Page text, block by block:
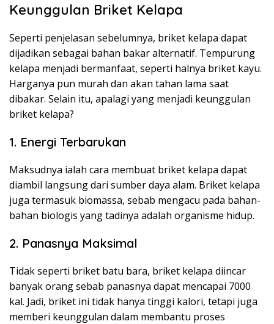
Keunggulan Briket Kelapa
Seperti penjelasan sebelumnya, briket kelapa dapat
dijadikan sebagai bahan bakar alternatif. Tempurung
kelapa menjadi bermanfaat, seperti halnya briket kayu.
Harganya pun murah dan akan tahan lama saat
dibakar. Selain itu, apalagi yang menjadi keunggulan
briket kelapa?
1. Energi Terbarukan
Maksudnya ialah cara membuat briket kelapa dapat
diambil langsung dari sumber daya alam. Briket kelapa
juga termasuk biomassa, sebab mengacu pada bahan-
bahan biologis yang tadinya adalah organisme hidup.
2. Panasnya Maksimal
Tidak seperti briket batu bara, briket kelapa diincar
banyak orang sebab panasnya dapat mencapai 7000
kal. Jadi, briket ini tidak hanya tinggi kalori, tetapi juga
memberi keunggulan dalam membantu proses